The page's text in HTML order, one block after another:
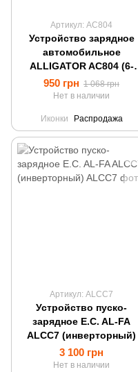
Артикул: AC804
Устройство зарядное
автомобильное
ALLIGATOR AC804 (6-
12В/8А)
950 грн 1 068 грн
Нет в наличии
Иконки Распродажа
Артикул: ALCC7
Устройство пуско-
зарядное E.C. AL-FA
ALCC7 (инверторный)
3 100 грн
Нет в наличии